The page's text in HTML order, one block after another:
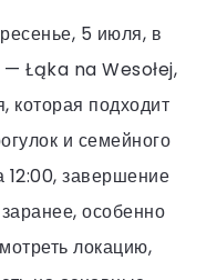
5 июля, в
— Łąka na Wesołej,
которая подходит
и семейного
12:00, завершение
особенно
локацию,